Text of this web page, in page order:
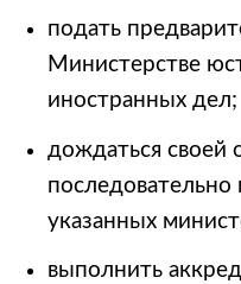
подать
Министерстве
иностранных дел;
дождаться своей
указанных
выполнить